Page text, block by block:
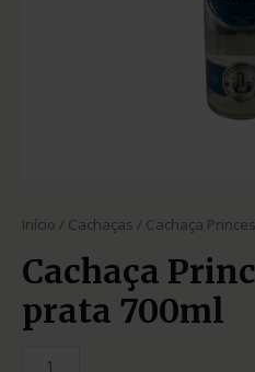
Início / Cachaças / Cachaça
Cachaça
prata 700ml